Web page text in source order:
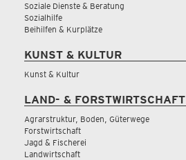
Soziale Dienste & Beratung
Sozialhilfe
Beihilfen & Kurplätze
KUNST & KULTUR
Kunst & Kultur
LAND- & FORSTWIRTSCHAFT
Agrarstruktur, Boden, Güterwege
Forstwirtschaft
Jagd & Fischerei
Landwirtschaft